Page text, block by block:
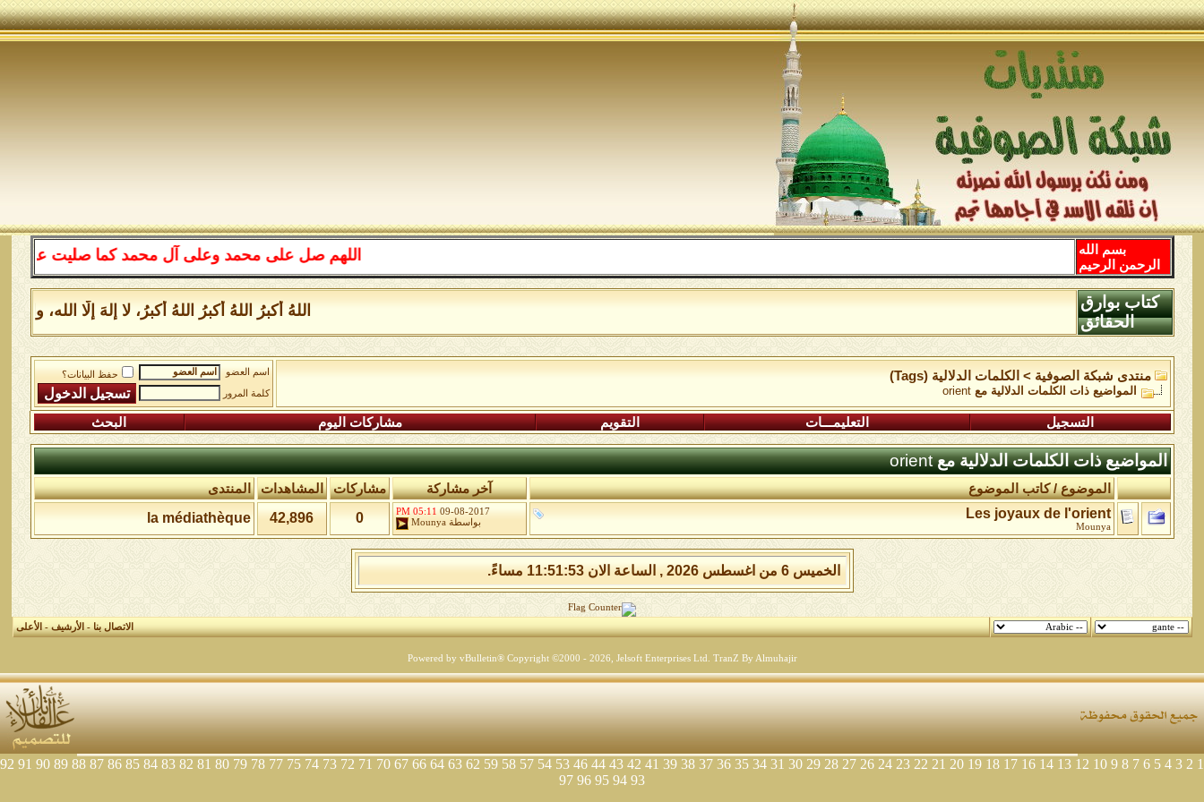
اللهم صل على محمد وعلى آل محمد كما صليت على
بسم الله
الرحمن الرحيم
اللهُ أكبرُ اللهُ أكبرُ اللهُ أكبرُ، لا إلهَ إلَّا الله،
كتاب بوارق
الحقائق
منتدى شبكة الصوفية > الكلمات الدلالية (Tags)
المواضيع ذات الكلمات الدلالية معorient
اسم العضو
حفظ البيانات؟
كلمة المرور
التسجيل التعليمـــات التقويم مشاركات اليوم البحث
المواضيع ذات الكلمات الدلالية معorient
الموضوع / كاتب الموضوع آخر مشاركة مشاركات المشاهدات المنتدى
Les joyaux de l'orient
Mounya
09-08-2017
05:11 PM
بواسطةMounya
0
42,896
la médiathèque
الخميس 6 من اغسطس 2026 , الساعة الان 11:51:53 مساءً.
الاتصال بنا-الأرشيف-الأعلى
Powered by vBulletin® Copyright ©2000 - 2026, Jelsoft Enterprises Ltd. TranZ By Almuhajir
1
2
3
4
5
6
7
8
9
10
12
13
14
16
17
18
19
20
21
22
23
24
26
27
28
29
30
31
34
35
36
37
38
39
41
42
43
44
46
53
54
57
58
59
62
63
64
66
67
70
71
72
73
74
75
77
78
79
80
81
82
83
84
85
86
87
88
89
90
91
92
93
94
95
96
97